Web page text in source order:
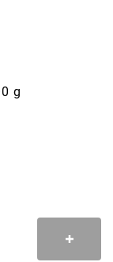
g